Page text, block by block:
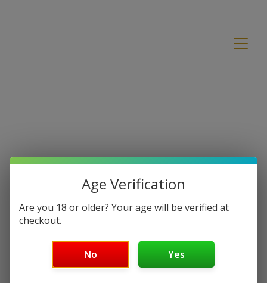
Pas de produits
visibles au public
Age Verification
Are you 18 or older? Your age will be verified at
checkout.
No Yes